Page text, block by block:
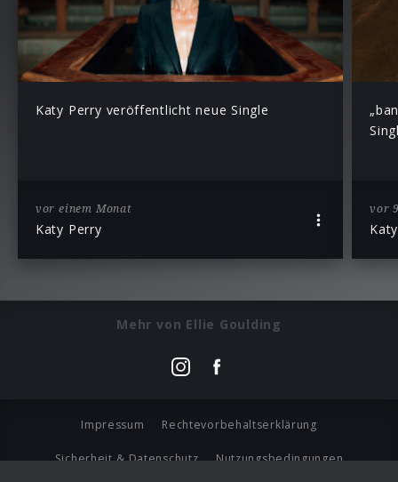
Katy Perry veröffentlicht neue Single
vor einem Monat
Katy Perry
vor
Mehr von Ellie Goulding
Impressum Rechtevorbehaltserklärung
Sicherheit & Datenschutz Nutzungsbedingungen